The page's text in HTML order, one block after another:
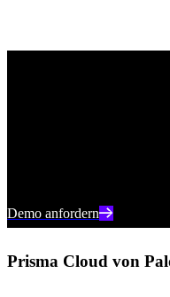
Demo anfordern
Prisma Cloud von